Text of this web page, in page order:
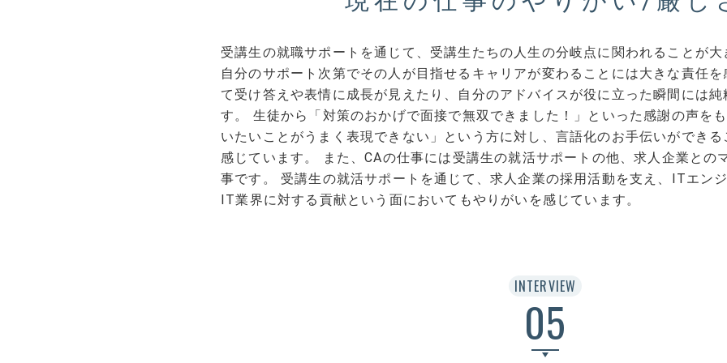
受講生の就職サポートを通じて、受講生たちの人生の分岐点に関われることが
自分のサポート次第でその人が目指せるキャリアが変わることには大きな責任
て受け答えや表情に成長が見えたり、自分のアドバイスが役に立った瞬間には
す。 生徒から「対策のおかげで面接で無双できました！」といった感謝の声を
いたいことがうまく表現できない」という方に対し、言語化のお手伝いができ
感じています。 また、CAの仕事には受講生の就活サポートの他、求人企業との
事です。 受講生の就活サポートを通じて、求人企業の採用活動を支え、ITエン
IT業界に対する貢献という面においてもやりがいを感じています。
INTERVIEW
05